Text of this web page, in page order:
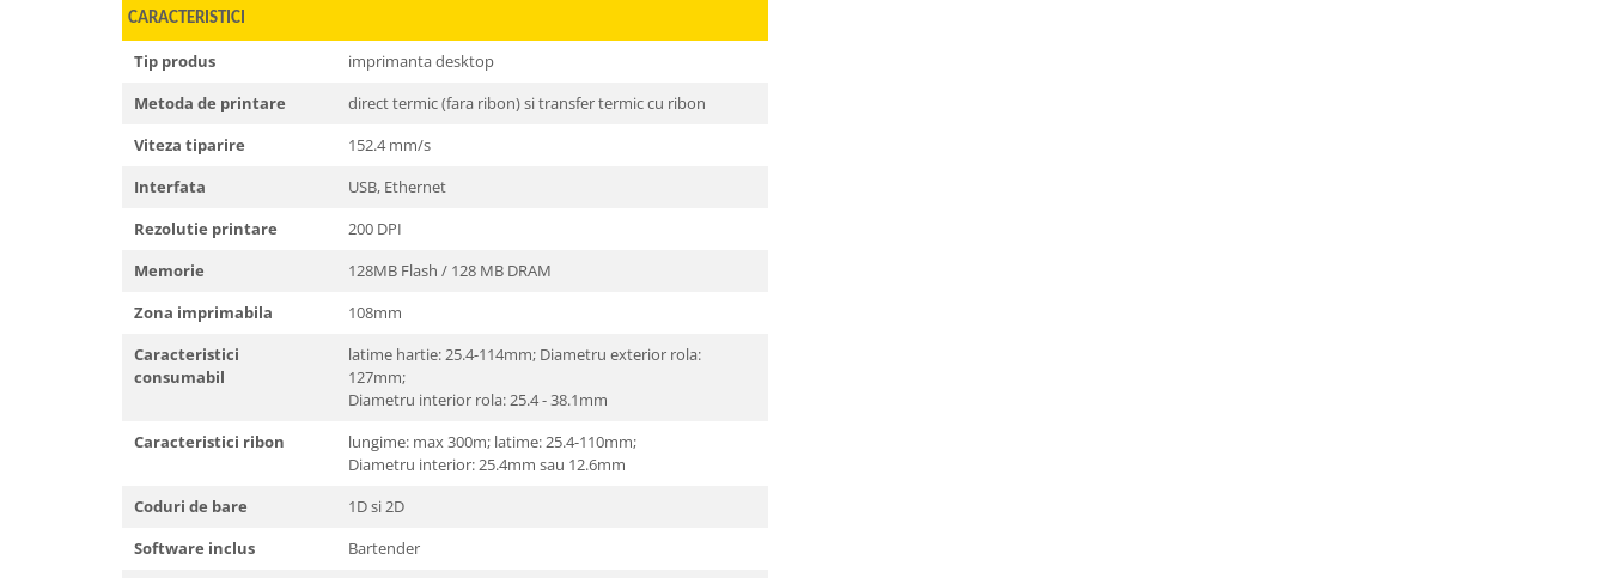
CARACTERISTICI
Tip produs
imprimanta desktop
Metoda de printare
direct termic (fara ribon) si transfer termic cu ribon
Viteza tiparire
152.4 mm/s
Interfata
USB, Ethernet
Rezolutie printare
200 DPI
Memorie
128MB Flash / 128 MB DRAM
Zona imprimabila
108mm
Caracteristici
consumabil
latime hartie: 25.4-114mm; Diametru exterior rola:
127mm;
Diametru interior rola: 25.4 - 38.1mm
Caracteristici ribon
lungime: max 300m; latime: 25.4-110mm;
Diametru interior: 25.4mm sau 12.6mm
Coduri de bare
1D si 2D
Software inclus
Bartender